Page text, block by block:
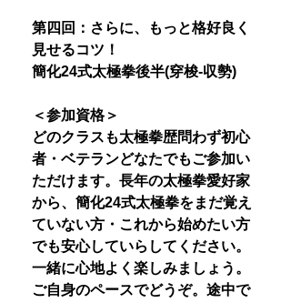
第四回：さらに、もっと格好良く
見せるコツ！
簡化24式太極拳後半(穿梭-収勢)
＜参加資格＞
どのクラスも太極拳歴問わず初心
者・ベテランどなたでもご参加い
ただけます。長年の太極拳愛好家
から、簡化24式太極拳をまだ覚え
ていない方・これから始めたい方
でも安心していらしてください。
一緒に心地よく楽しみましょう。
ご自身のペースでどうぞ。途中で